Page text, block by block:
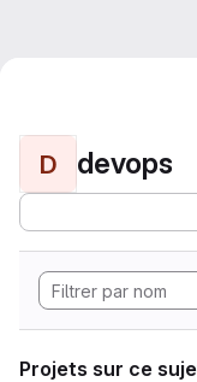
D devops
Projets sur ce